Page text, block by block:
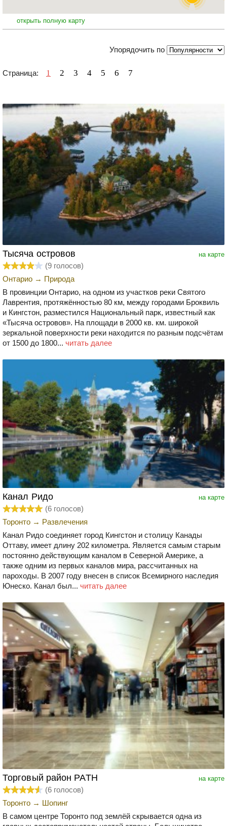
открыть полную карту
Упорядочить по
Страница: 1 2 3 4 5 6 7
на карте
Тысяча островов
(9 голосов)
Онтарио → Природа
В провинции Онтарио, на одном из участков реки Святого
Лаврентия, протяжённостью 80 км, между городами Броквиль
и Кингстон, разместился Национальный парк, известный как
«Тысяча островов». На площади в 2000 кв. км. широкой
зеркальной поверхности реки находится по разным подсчётам
от 1500 до 1800... читать далее
на карте
Канал Ридо
(6 голосов)
Торонто → Развлечения
Канал Ридо соединяет город Кингстон и столицу Канады
Оттаву, имеет длину 202 километра. Является самым старым
постоянно действующим каналом в Северной Америке, а
также одним из первых каналов мира, рассчитанных на
пароходы. В 2007 году внесен в список Всемирного наследия
Юнеско. Канал был... читать далее
на карте
Торговый район РАТН
(6 голосов)
Торонто → Шопинг
В самом центре Торонто под землёй скрывается одна из